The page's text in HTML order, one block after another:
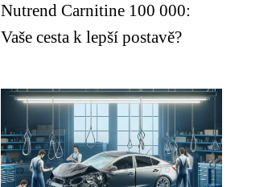
Nutrend Carnitine 100 000:
Vaše cesta k lepší postavě?